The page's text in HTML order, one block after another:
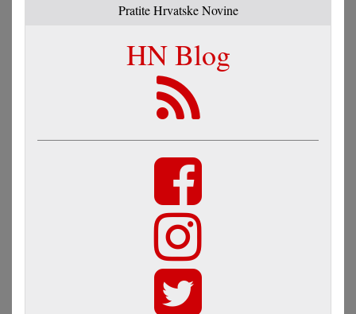
Pratite Hrvatske Novine
HN Blog